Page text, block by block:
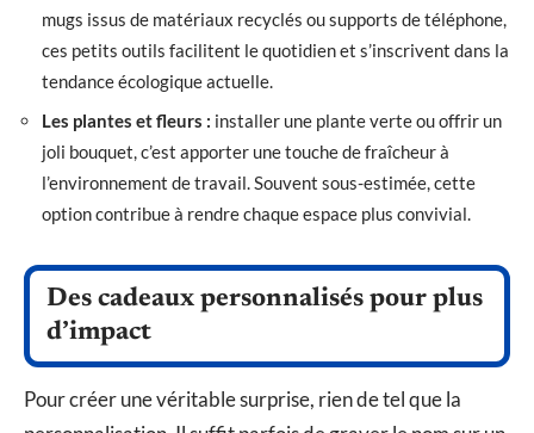
mugs issus de matériaux recyclés ou supports de téléphone,
ces petits outils facilitent le quotidien et s’inscrivent dans la
tendance écologique actuelle.
Les plantes et fleurs : installer une plante verte ou offrir un
joli bouquet, c’est apporter une touche de fraîcheur à
l’environnement de travail. Souvent sous-estimée, cette
option contribue à rendre chaque espace plus convivial.
Des cadeaux personnalisés pour plus
d’impact
Pour créer une véritable surprise, rien de tel que la